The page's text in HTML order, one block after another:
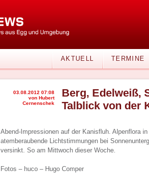
AKTUELL TERMINE
03.08.2012 07:08
von Hubert
Cernenschek
Berg, Edelweiß,
Talblick von der
Abend-Impressionen auf der Kanisfluh. Alpenflora
atemberaubende Lichtstimmungen bei
versinkt. So am Mittwoch dieser Woche.
Fotos – huco – Hugo Comper